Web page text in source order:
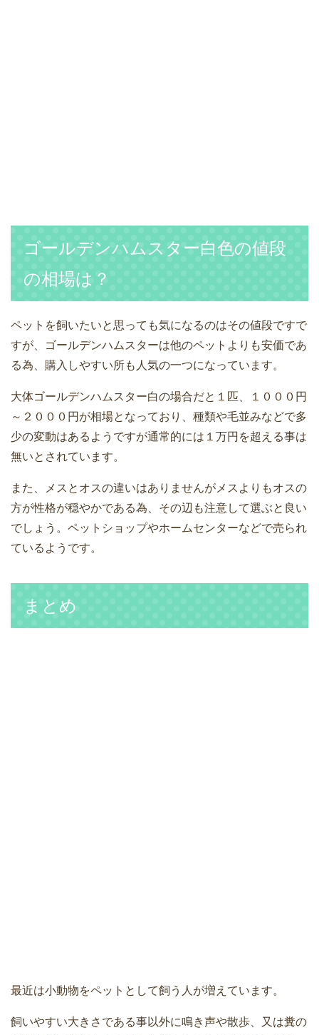
ゴールデンハムスター白色の値段
の相場は？
ペットを飼いたいと思っても気になるのはその値段ですで
すが、ゴールデンハムスターは他のペットよりも安価であ
る為、購入しやすい所も人気の一つになっています。
大体ゴールデンハムスター白の場合だと１匹、１０００円
～２０００円が相場となっており、種類や毛並みなどで多
少の変動はあるようですが通常的には１万円を超える事は
無いとされています。
また、メスとオスの違いはありませんがメスよりもオスの
方が性格が穏やかである為、その辺も注意して選ぶと良い
でしょう。ペットショップやホームセンターなどで売られ
ているようです。
まとめ
最近は小動物をペットとして飼う人が増えています。
飼いやすい大きさである事以外に鳴き声や散歩、又は糞の